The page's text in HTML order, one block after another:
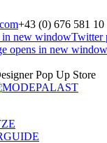
+43 (0) 676 581 10
in new windowTwitter
opens in new window
Pop Up Store